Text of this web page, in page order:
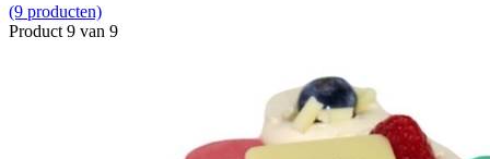
(9 producten)
Product 9 van 9